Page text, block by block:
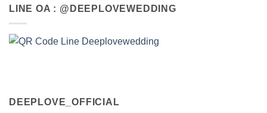
LINE OA : @DEEPLOVEWEDDING
DEEPLOVE_OFFICIAL